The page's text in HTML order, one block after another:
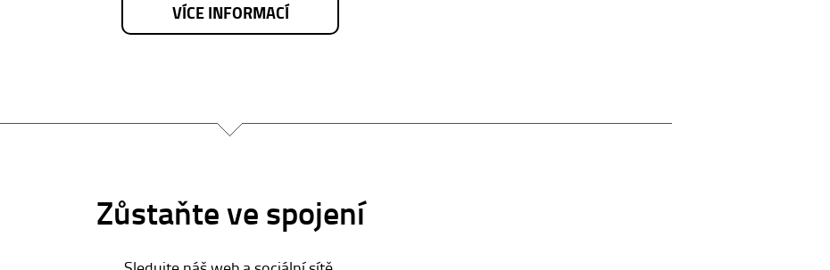
VÍCE INFORMACÍ
Zůstaňte ve spojení